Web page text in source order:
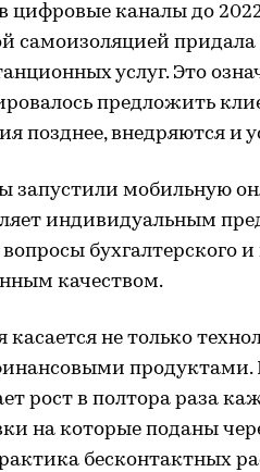
в цифровые каналы до
самоизоляцией
услуг. Это
предложить
позднее, внедряются и
запустили мобильную
индивидуальным
бухгалтерского и
качеством.
не только
продуктами.
рост в полтора раза
на которые поданы
бесконтактных